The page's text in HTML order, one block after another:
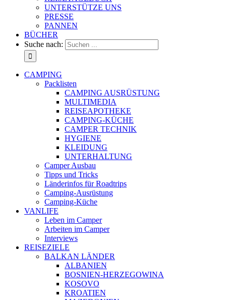
UNTERSTÜTZE UNS
PRESSE
PANNEN
BÜCHER
Suche nach:
CAMPING
Packlisten
CAMPING AUSRÜSTUNG
MULTIMEDIA
REISEAPOTHEKE
CAMPING-KÜCHE
CAMPER TECHNIK
HYGIENE
KLEIDUNG
UNTERHALTUNG
Camper Ausbau
Tipps und Tricks
Länderinfos für Roadtrips
Camping-Ausrüstung
Camping-Küche
VANLIFE
Leben im Camper
Arbeiten im Camper
Interviews
REISEZIELE
BALKAN LÄNDER
ALBANIEN
BOSNIEN-HERZEGOWINA
KOSOVO
KROATIEN